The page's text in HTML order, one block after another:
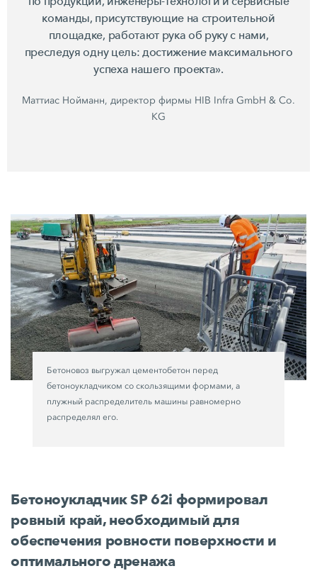
команды, присутствующие на строительной
площадке, работают рука об руку с нами,
преследуя одну цель: достижение максимального
успеха нашего проекта».
Маттиас Нойманн, директор фирмы HIB Infra GmbH & Co.
KG
Бетоновоз выгружал цементобетон перед
бетоноукладчиком со скользящими формами, а
плужный распределитель машины равномерно
распределял его.
Бетоноукладчик SP 62i формировал
ровный край, необходимый для
обеспечения ровности поверхности и
оптимального дренажа